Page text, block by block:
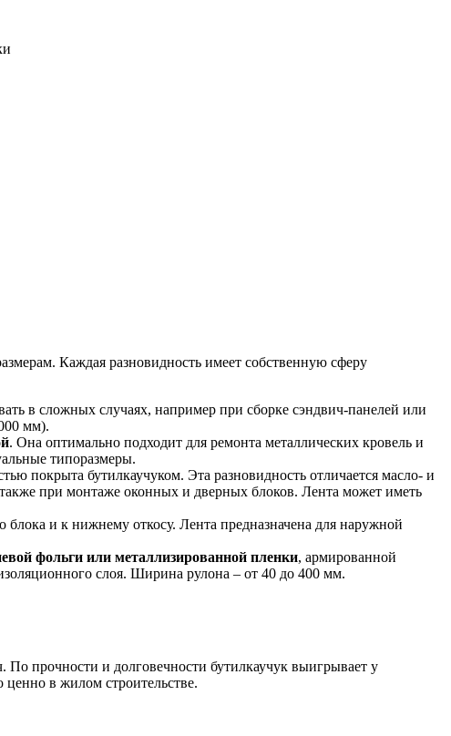
Каждая разновидность имеет собственную сферу
в сложных случаях, например при сборке сэндвич-панелей или
мм).
. Она оптимально подходит для ремонта металлических кровель и
типоразмеры.
покрыта бутилкаучуком. Эта разновидность отличается масло- и
при монтаже оконных и дверных блоков. Лента может иметь
блока и к нижнему откосу. Лента предназначена для наружной
фольги или металлизированной пленки, армированной
слоя. Ширина рулона – от 40 до 400 мм.
прочности и долговечности бутилкаучук выигрывает у
в жилом строительстве.